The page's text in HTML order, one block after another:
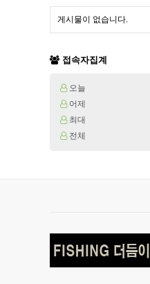
게시물이 없습니다.
접속자집계
오늘
어제
최대
전체